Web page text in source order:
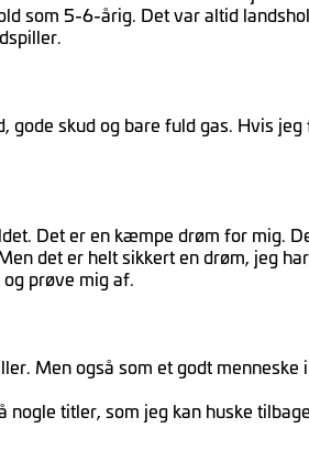
som 5-6-årig. Det var altid
skud og bare fuld gas. Hvis
Det er en kæmpe drøm for mig.
det er helt sikkert en drøm, jeg
prøve mig af.
Men også som et godt menneske
titler, som jeg kan huske